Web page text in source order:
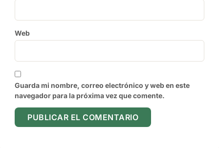
Web
Guarda mi nombre, correo electrónico y web en este
navegador para la próxima vez que comente.